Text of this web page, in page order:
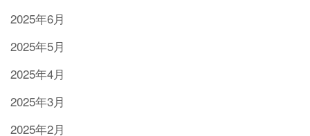
2025年6月
2025年5月
2025年4月
2025年3月
2025年2月